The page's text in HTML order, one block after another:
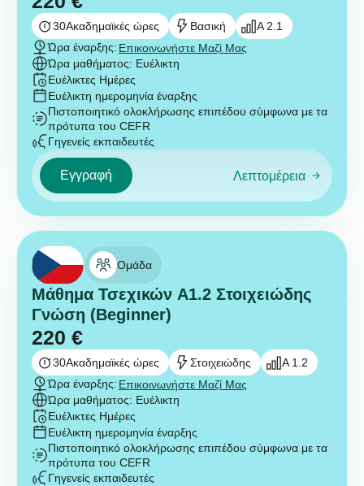
30Ακαδημαϊκές ώρες Βασική
A 2.1
Ώρα έναρξης: Επικοινωνήστε Μαζί Μας
Ώρα μαθήματος: Ευέλικτη
Ευέλικτες Ημέρες
Ευέλικτη ημερομηνία έναρξης
Πιστοποιητικό ολοκλήρωσης επιπέδου σύμφωνα με τα
πρότυπα του CEFR
Γηγενείς εκπαιδευτές
Εγγραφή Λεπτομέρεια
Ομάδα
Μάθημα Τσεχικών A1.2 Στοιχειώδης
Γνώση (Beginner)
220 €
30Ακαδημαϊκές ώρες Στοιχειώδης
A 1.2
Ώρα έναρξης: Επικοινωνήστε Μαζί Μας
Ώρα μαθήματος: Ευέλικτη
Ευέλικτες Ημέρες
Ευέλικτη ημερομηνία έναρξης
Πιστοποιητικό ολοκλήρωσης επιπέδου σύμφωνα με τα
πρότυπα του CEFR
Γηγενείς εκπαιδευτές